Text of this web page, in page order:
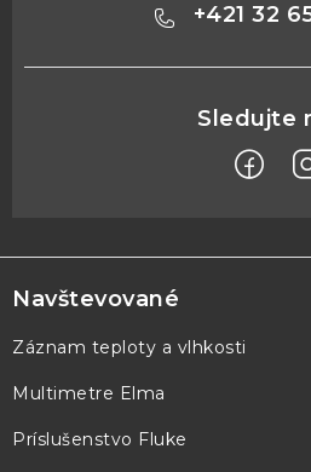
+421 32
á
p
ä
e
Navštevované
Záznam teploty a vlhkosti
Multimetre Elma
Príslušenstvo Fluke